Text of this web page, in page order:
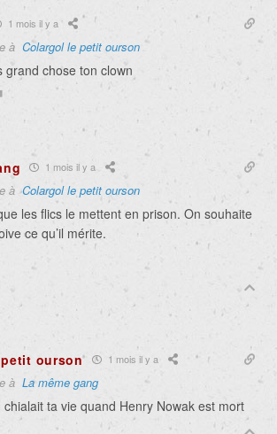
1 mois il y a
à Colargol le petit ourson
grand chose ton clown
1 mois il y a
àColargol le petit ourson
les flics le mettent en prison. On souhaite
ce qu’il mérite.
ourson 1 mois il y a
à La même gang
chialait ta vie quand Henry Nowak est mort